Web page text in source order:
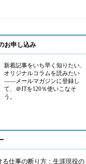
お申し込み
新着記事をいち早く知りたい、
オリジナルコラムを読みたい
――メールマガジンに登録し
て、＠ITを120％使いこなそ
う。
る仕事の断り方：生涯現役の